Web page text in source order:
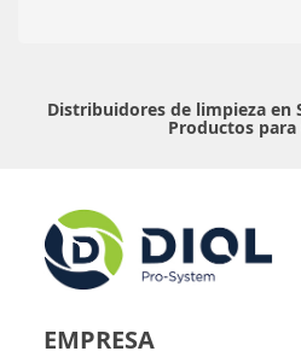
Distribuidores de limpieza en
Productos para
EMPRESA